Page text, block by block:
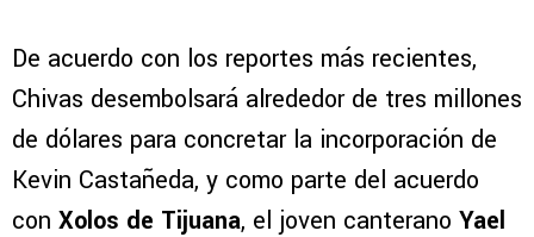
De acuerdo con los reportes más recientes,
Chivas desembolsará alrededor de tres millones
de dólares para concretar la incorporación de
Kevin Castañeda, y como parte del acuerdo
con Xolos de Tijuana, el joven canterano Yael